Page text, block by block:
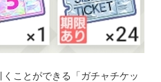
ことができる「ガチャチケッ